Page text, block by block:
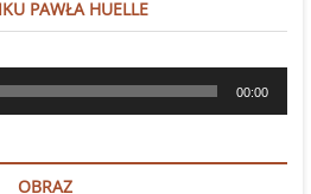
PAWŁA HUELLE
00:00
OBRAZ